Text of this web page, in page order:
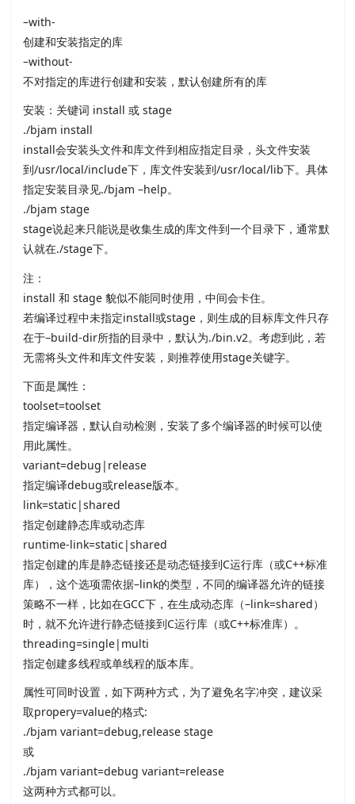
–with-
创建和安装指定的库
–without-
不对指定的库进行创建和安装，默认创建所有的库
安装：关键词 install 或 stage
./bjam install
install会安装头文件和库文件到相应指定目录，头文件安装
到/usr/local/include下，库文件安装到/usr/local/lib下。具体
指定安装目录见./bjam –help。
./bjam stage
stage说起来只能说是收集生成的库文件到一个目录下，通常默
认就在./stage下。
注：
install 和 stage 貌似不能同时使用，中间会卡住。
若编译过程中未指定install或stage，则生成的目标库文件只存
在于–build-dir所指的目录中，默认为./bin.v2。考虑到此，若
无需将头文件和库文件安装，则推荐使用stage关键字。
下面是属性：
toolset=toolset
指定编译器，默认自动检测，安装了多个编译器的时候可以使
用此属性。
variant=debug|release
指定编译debug或release版本。
link=static|shared
指定创建静态库或动态库
runtime-link=static|shared
指定创建的库是静态链接还是动态链接到C运行库（或C++标准
库），这个选项需依据–link的类型，不同的编译器允许的链接
策略不一样，比如在GCC下，在生成动态库（–link=shared）
时，就不允许进行静态链接到C运行库（或C++标准库）。
threading=single|multi
指定创建多线程或单线程的版本库。
属性可同时设置，如下两种方式，为了避免名字冲突，建议采
取propery=value的格式:
./bjam variant=debug,release stage
或
./bjam variant=debug variant=release
这两种方式都可以。